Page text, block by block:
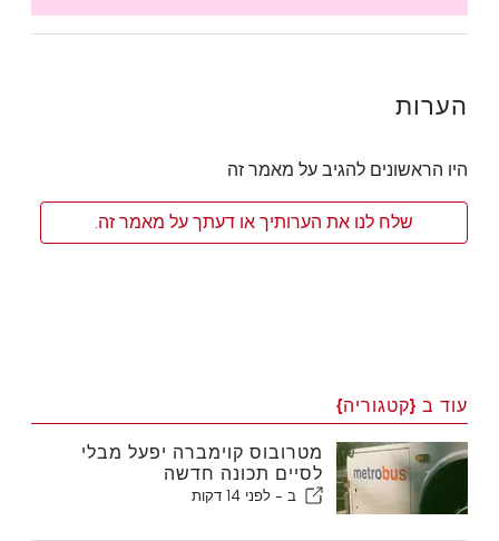
הערות
היו הראשונים להגיב על מאמר זה
שלח לנו את הערותיך או דעתך על מאמר זה.
עוד ב {קטגוריה}
מטרובוס קוימברה יפעל מבלי
לסיים תכונה חדשה
ב - לפני 14 דקות